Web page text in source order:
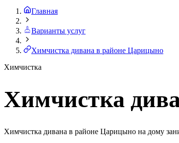
Главная
Варианты услуг
Химчистка дивана в районе Царицыно
Химчистка
Химчистка
Химчистка дивана в районе Царицыно на дому